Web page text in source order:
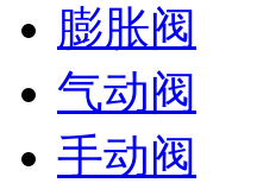
膨胀阀
气动阀
手动阀